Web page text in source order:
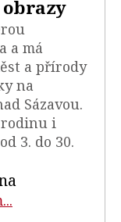
a má
a přírody
na
Sázavou.
i
3. do 30.